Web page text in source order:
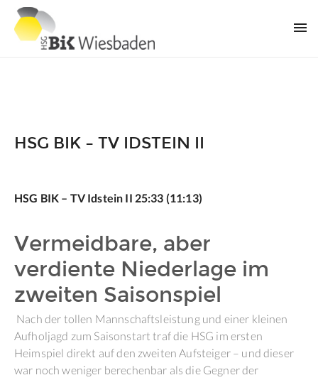
HSG BIK – TV IDSTEIN II
HSG BIK – TV Idstein II 25:33 (11:13)
Vermeidbare, aber
verdiente Niederlage im
zweiten Saisonspiel
Nach der tollen Mannschaftsleistung und einer kleinen
Aufholjagd zum Saisonstart traf die HSG im ersten
Heimspiel direkt auf den zweiten Aufsteiger – und dieser
war noch weniger berechenbar als die Gegner der